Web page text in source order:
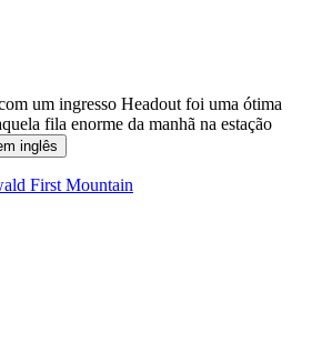
um ingresso Headout foi uma ótima
fila enorme da manhã na estação
inglês
First Mountain